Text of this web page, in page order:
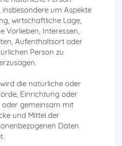
insbesondere um Aspekte
wirtschaftliche Lage,
Vorlieben, Interessen,
Aufenthaltsort oder
Person zu
die natürliche oder
Einrichtung oder
oder gemeinsam mit
und Mittel der
Daten